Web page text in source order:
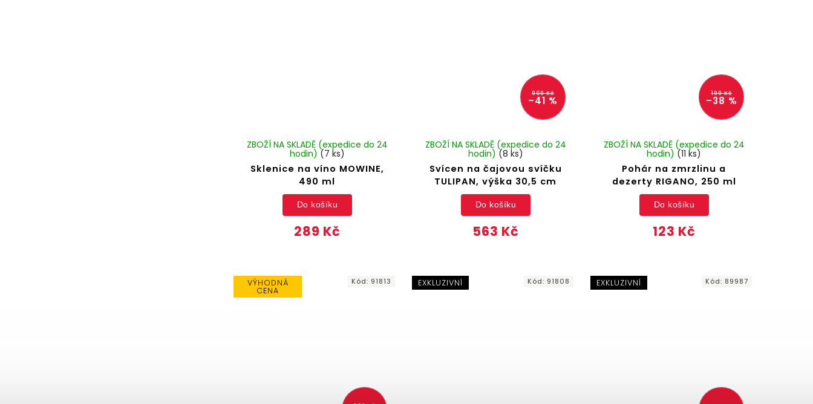
Sklenice na víno MOWINE,
490 ml
ZBOŽÍ NA SKLADĚ (expedice do 24
hodin) (7 ks)
289 Kč
Do košíku
969 Kč
–41 %
Svícen na čajovou svíčku
TULIPAN, výška 30,5 cm
ZBOŽÍ NA SKLADĚ (expedice do 24
hodin) (8 ks)
563 Kč
Do košíku
199 Kč
–38 %
Pohár na zmrzlinu a
dezerty RIGANO, 250 ml
ZBOŽÍ NA SKLADĚ (expedice do 24
hodin) (11 ks)
123 Kč
Do košíku
VÝHODNÁ
CENA
Kód: 91813 EXKLUZIVNÍ Kód: 91808 EXKLUZIVNÍ Kód: 89987